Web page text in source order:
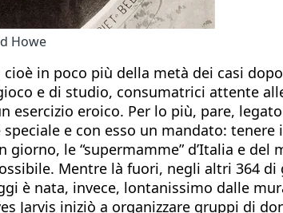
Howe
in poco più della metà dei casi
e di studio, consumatrici attente
eroico. Per lo più, pare,
e con esso un mandato:
le “supermamme” d’Italia e
Mentre là fuori, negli altri 364
è nata, invece, lontanissimo dalle
Jarvis iniziò a organizzare gruppi di